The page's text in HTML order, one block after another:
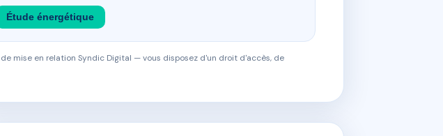
Étude énergétique
mise en relation Syndic Digital — vous disposez d'un droit d'accès, de